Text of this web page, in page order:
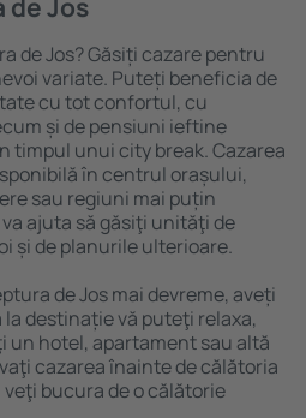
de Jos
de Jos? Găsiți cazare pentru
variate. Puteți beneficia de
cu tot confortul, cu
și de pensiuni ieftine
timpul unui city break. Cazarea
în centrul orașului,
sau regiuni mai puțin
ajuta să găsiţi unităţi de
și de planurile ulterioare.
de Jos mai devreme, aveți
destinație vă puteţi relaxa,
un hotel, apartament sau altă
cazarea înainte de călătoria
veţi bucura de o călătorie